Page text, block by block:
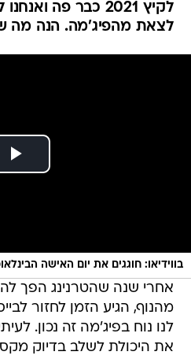
לקיץ 2021 כבר פה
לצאת מהפיג'מה. הנה מה
בווידיאו: חוגגים את יום האישה
אחרי שנה שהטרנינג הפך
מהנוף, הגיע הזמן לחזור
לנו נוח בפיג'מה זה נכון.
את היכולת לשלב בדיוק